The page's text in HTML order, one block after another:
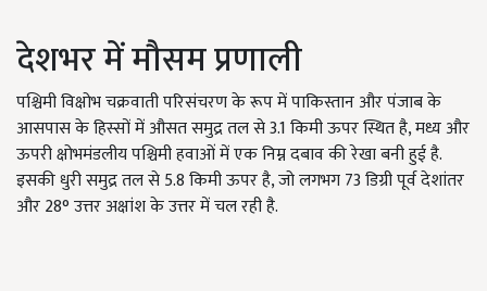
देशभर में मौसम प्रणाली
पश्चिमी विक्षोभ चक्रवाती परिसंचरण के रूप में पाकिस्तान और पंजाब के
आसपास के हिस्सों में औसत समुद्र तल से 3.1 किमी ऊपर स्थित है, मध्य और
ऊपरी क्षोभमंडलीय पश्चिमी हवाओं में एक निम्न दबाव की रेखा बनी हुई है.
इसकी धुरी समुद्र तल से 5.8 किमी ऊपर है, जो लगभग 73 डिग्री पूर्व देशांतर
और 28° उत्तर अक्षांश के उत्तर में चल रही है.